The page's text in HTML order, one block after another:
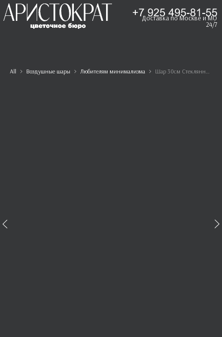
Доставка по Москве и МО
24/7
All Воздушные шары Любителям минимализма Шар 30см Стеклянный серый